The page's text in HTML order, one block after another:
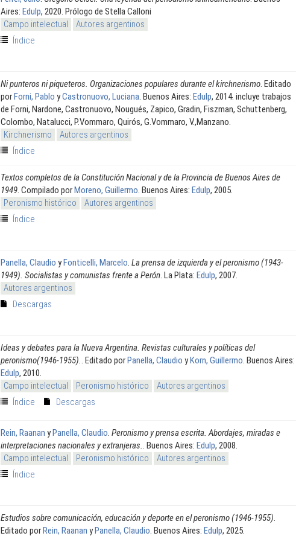
Aires: Edulp, 2020. Prólogo de Stella Calloni
Campo intelectual
Autores argentinos
Índice
Ni punteros ni piqueteros. Organizaciones populares durante el kirchnerismo . Editado
porForni, Pablo yCastronuovo, Luciana . Buenos Aires: Edulp, 2014. incluye trabajos
de Forni, Nardone, Castronuovo, Nougués, Zapico, Gradin, Fiszman, Schuttenberg,
Colombo, Natalucci, P.Vommaro, Quirós, G.Vommaro, V.,Manzano.
Kirchnerismo
Autores argentinos
Índice
Textos completos de la Constitución Nacional y de la Provincia de Buenos Aires de
1949 . Compilado porMoreno, Guillermo . Buenos Aires: Edulp, 2005.
Peronismo histórico
Autores argentinos
Índice
Panella, Claudio yFonticelli, Marcelo La prensa de izquierda y el peronismo (1943-
1949). Socialistas y comunistas frente a Perón . La Plata: Edulp, 2007.
Autores argentinos
Descargas
Ideas y debates para la Nueva Argentina. Revistas culturales y políticas del
peronismo(1946-1955).
. Editado porPanella, Claudio yKorn, Guillermo . Buenos Aires:
Edulp, 2010.
Campo intelectual
Peronismo histórico
Autores argentinos
Índice
Descargas
Rein, Raanan yPanella, Claudio Peronismo y prensa escrita. Abordajes, miradas e
interpretaciones nacionales y extranjeras.
. Buenos Aires: Edulp, 2008.
Campo intelectual
Peronismo histórico
Autores argentinos
Índice
Estudios sobre comunicación, educación y deporte en el peronismo (1946-1955)
Editado porRein, Raanan yPanella, Claudio . Buenos Aires: Edulp, 2025.